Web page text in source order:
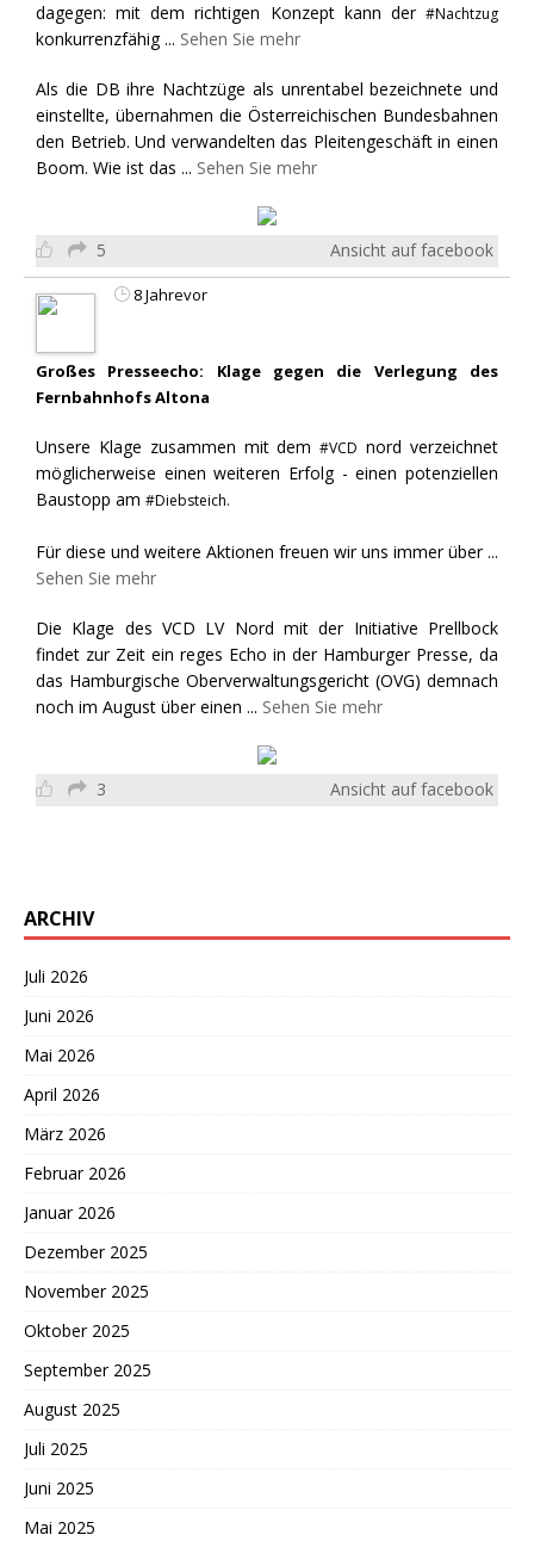
dagegen: mit dem richtigen Konzept kann der #Nachtzug
konkurrenzfähig... Sehen Sie mehr
Als die DB ihre Nachtzüge als unrentabel bezeichnete und
einstellte, übernahmen die Österreichischen Bundesbahnen
den Betrieb. Und verwandelten das Pleitengeschäft in einen
Boom. Wie ist das ... Sehen Sie mehr
5 Ansicht auf facebook
8 Jahrevor
Großes Presseecho: Klage gegen die Verlegung des
Fernbahnhofs Altona
Unsere Klage zusammen mit dem#VCD nord verzeichnet
möglicherweise einen weiteren Erfolg - einen potenziellen
Baustopp am #Diebsteich.
Für diese und weitere Aktionen freuen wir uns immer über...
Sehen Sie mehr
Die Klage des VCD LV Nord mit der Initiative Prellbock
findet zur Zeit ein reges Echo in der Hamburger Presse, da
das Hamburgische Oberverwaltungsgericht (OVG) demnach
noch im August über einen ... Sehen Sie mehr
3 Ansicht auf facebook
ARCHIV
Juli 2026
Juni 2026
Mai 2026
April 2026
März 2026
Februar 2026
Januar 2026
Dezember 2025
November 2025
Oktober 2025
September 2025
August 2025
Juli 2025
Juni 2025
Mai 2025